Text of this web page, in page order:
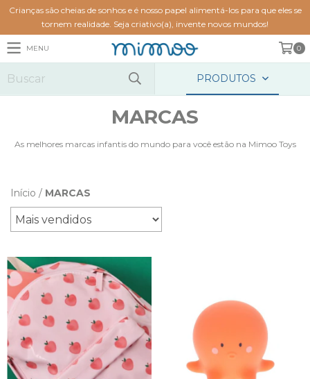
Crianças são cheias de sonhos e é nosso papel alimentá-los para que eles se
tornem realidade. Seja criativo(a), invente novos mundos!
MENU 0
PRODUTOS
MARCAS
As melhores marcas infantis do mundo para você estão na Mimoo Toys
Início / MARCAS